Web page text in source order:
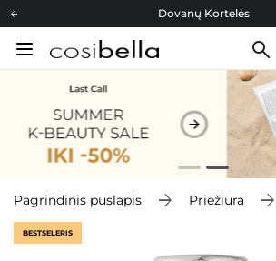
Dovanų Kortelės
Cosibella lojalumo programa
Pagrindinis puslapis Priežiūra
BESTSELERIS